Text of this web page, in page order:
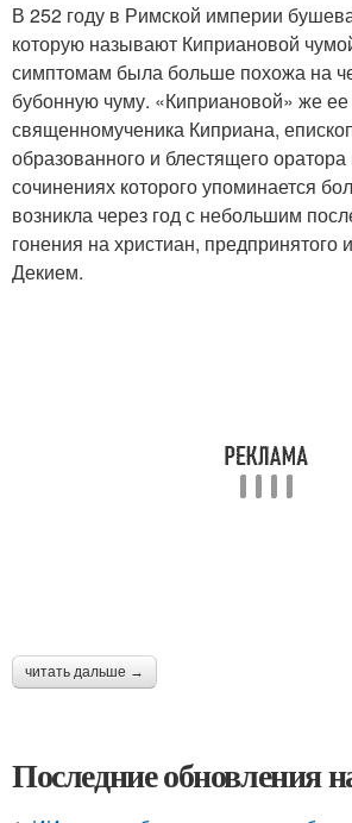
В 252 году в Римской империи
которую называют Киприановой
симптомам была больше похожа на
бубонную чуму. «Киприановой» же
священномученика Киприана,
образованного и блестящего оратора
сочинениях которого упоминается
возникла через год с небольшим
гонения на христиан, предпринятого
Декием.
читать дальше →
Последние обновления